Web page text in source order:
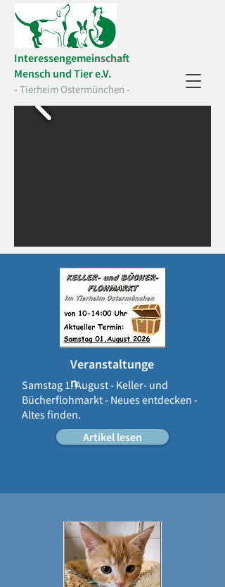
Interessengemeinschaft
Mensch und Tier e.V.
- Tierheim Ostermünchen -
Veranstaltunge
n
Samstag 1. August - Keller- und
Bücherflohmarkt - Neues entdecken -
Altes finden.
Artikel lesen